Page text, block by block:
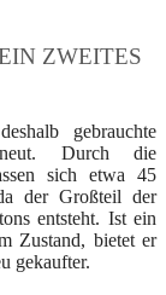
ZWEITES
gebrauchte
Durch die
sich etwa 45
der Großteil der
entsteht. Ist ein
Zustand, bietet er
gekaufter.